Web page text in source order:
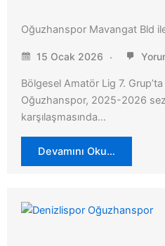
Oğuzhanspor Mavangat Bld
15 Ocak 2026
Bölgesel Amatör Lig 7.
Oğuzhanspor, 2025-2026
karşılaşmasında…
Devamını Oku…